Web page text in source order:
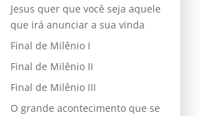
Jesus quer que você seja aquele
que irá anunciar a sua vinda
Final de Milênio I
Final de Milênio II
Final de Milênio III
O grande acontecimento que se